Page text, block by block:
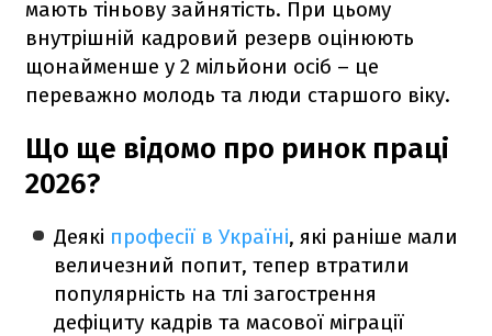
мають тіньову зайнятість. При цьому
внутрішній кадровий резерв оцінюють
щонайменше у 2 мільйони осіб – це
переважно молодь та люди старшого віку.
Що ще відомо про ринок праці
2026?
Деякі професії в Україні, які раніше мали
величезний попит, тепер втратили
популярність на тлі загострення
дефіциту кадрів та масової міграції